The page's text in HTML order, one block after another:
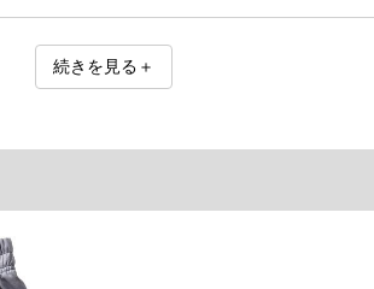
続きを見る＋